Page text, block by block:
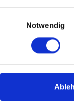
Notwendig
Pong Voyage
-